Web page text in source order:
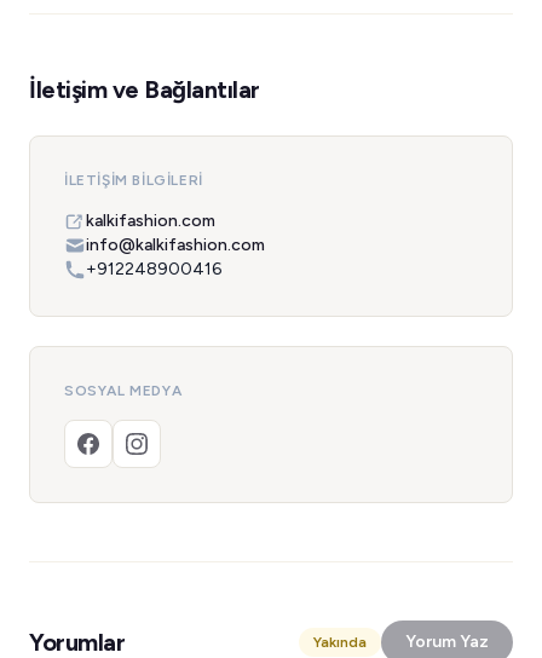
İletişim ve Bağlantılar
İLETIŞIM BILGILERI
kalkifashion.com
info@kalkifashion.com
+912248900416
SOSYAL MEDYA
Yorumlar Yakında Yorum Yaz